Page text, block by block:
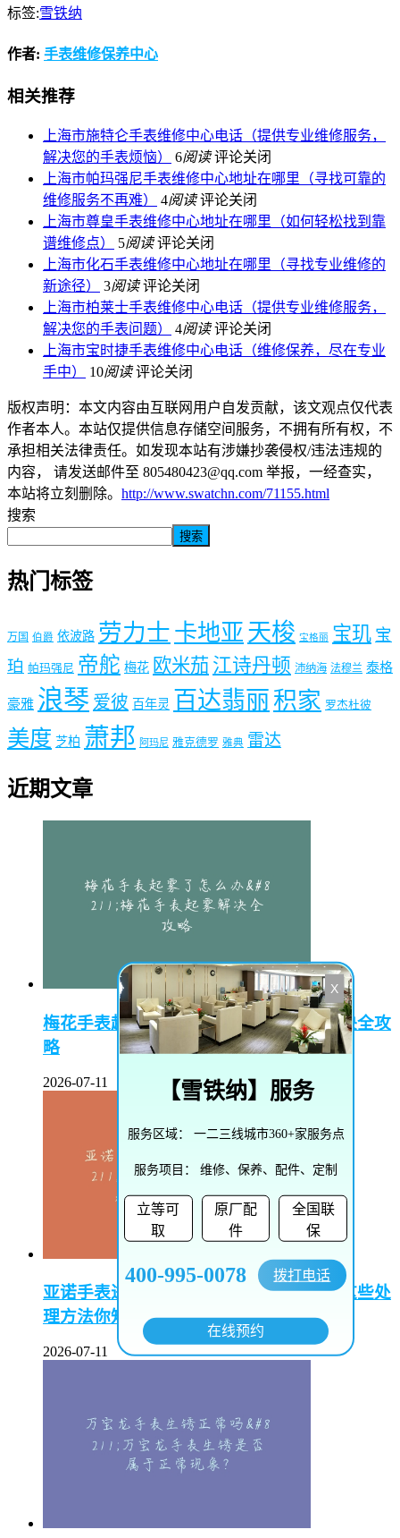
标签:雪铁纳
作者: 手表维修保养中心
相关推荐
上海市施特仑手表维修中心电话（提供专业维修服务，
解决您的手表烦恼）
6阅读 评论关闭
上海市帕玛强尼手表维修中心地址在哪里（寻找可靠的
维修服务不再难）
4阅读 评论关闭
上海市尊皇手表维修中心地址在哪里（如何轻松找到靠
谱维修点）
5阅读 评论关闭
上海市化石手表维修中心地址在哪里（寻找专业维修的
新途径）
3阅读 评论关闭
上海市柏莱士手表维修中心电话（提供专业维修服务，
解决您的手表问题）
4阅读 评论关闭
上海市宝时捷手表维修中心电话（维修保养，尽在专业
手中）
10阅读 评论关闭
版权声明：本文内容由互联网用户自发贡献，该文观点仅代表
作者本人。本站仅提供信息存储空间服务，不拥有所有权，不
承担相关法律责任。如发现本站有涉嫌抄袭侵权/违法违规的
内容， 请发送邮件至 805480423@qq.com 举报，一经查实，
本站将立刻删除。 http://www.swatchn.com/71155.html
搜索
搜索
热门标签
万国 伯爵 依波路 劳力士 卡地亚 天梭 宝格丽 宝玑 宝
珀 帕玛强尼 帝舵 梅花 欧米茄 江诗丹顿 沛纳海 法穆兰 泰格
豪雅 浪琴 爱彼 百年灵 百达翡丽 积家 罗杰杜彼
美度 芝柏 萧邦 阿玛尼 雅克德罗 雅典 雷达
近期文章
梅花手表起雾了怎么办–梅花手表起雾解决全攻
略
2026-07-11
亚诺手表进水了怎么办–亚诺手表进水，这些处
理方法你知道吗
2026-07-11
X
【雪铁纳】服务
服务区域： 一二三线城市360+家服务点
服务项目： 维修、保养、配件、定制
立等可
取
原厂配
件
全国联
保
400-995-0078 拨打电话
在线预约